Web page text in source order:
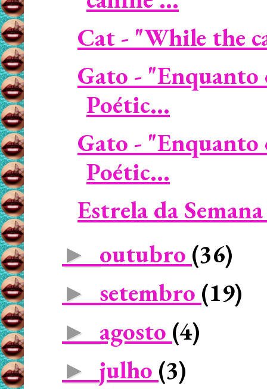
Cat - "While the
Gato -
Poétic...
Gato -
Poétic...
Estrela da
► outubro (36)
► setembro (19)
► agosto (4)
► julho (3)